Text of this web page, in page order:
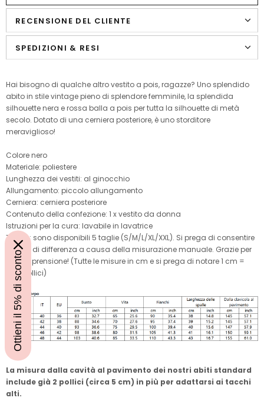
RECENSIONE DEL CLIENTE
SPEDIZIONI & RESI
Hai bisogno di qualche altro vestito a pois, ragazze? Uno splendido
abito in stile vintage pieno di splendore femminile, la splendida
silhouette nera e rossa balla a pois per tutta la silhouette di metà
secolo. Dotato di una cerniera posteriore, è uno storditore
meraviglioso!
Colore nero
Materiale: poliestere
Lunghezza dei vestiti: al ginocchio
Allungamento: piccolo allungamento
Cerniera: cerniera posteriore
Contenuto della confezione: 1 x vestito da donna
Istruzioni per la cura: lavabile in lavatrice
Taglia: sono disponibili 5 taglie (S/M/L/XL/XXL). Si prega di consentire
1-2 cm di differenza a causa della misurazione manuale. Grazie per
la comprensione! (Tutte le misure in cm e si prega di notare 1 cm =
0,39 pollici)
Nota:
La misura dalla cavità al pavimento dei nostri abiti standard
include già 2 pollici (circa 5 cm) in più per adattarsi ai tacchi
alti.
Ottieni il 5% di sconto